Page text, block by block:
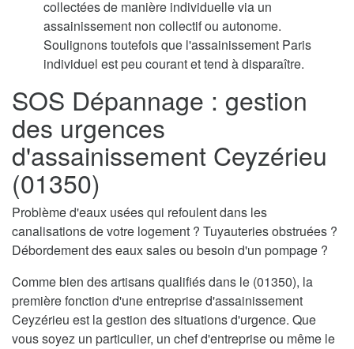
collectées de manière individuelle via un
assainissement non collectif ou autonome.
Soulignons toutefois que l'assainissement Paris
individuel est peu courant et tend à disparaître.
SOS Dépannage : gestion
des urgences
d'assainissement Ceyzérieu
(01350)
Problème d'eaux usées qui refoulent dans les
canalisations de votre logement ? Tuyauteries obstruées ?
Débordement des eaux sales ou besoin d'un pompage ?
Comme bien des artisans qualifiés dans le (01350), la
première fonction d'une entreprise d'assainissement
Ceyzérieu est la gestion des situations d'urgence. Que
vous soyez un particulier, un chef d'entreprise ou même le